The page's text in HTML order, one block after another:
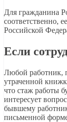
Для гражданина
соответственно,
Российской
Если
Любой работник,
утраченной
что стаж работы
интересует
бывшему
письменной